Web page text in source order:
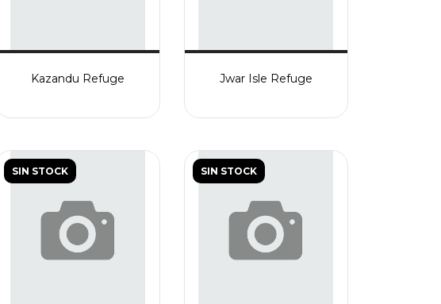
Kazandu Refuge Jwar Isle Refuge
SIN STOCK SIN STOCK